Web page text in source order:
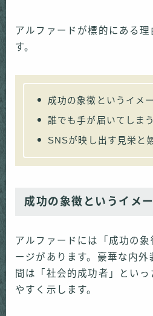
アルファードが標的にある
す。
成功の象徴というイメ
誰でも手が届いてしまう
SNSが映し出す見栄と
成功の象徴というイメ
アルファードには「成功の
ージがあります。豪華な内
間は「社会的成功者」とい
やすく示します。